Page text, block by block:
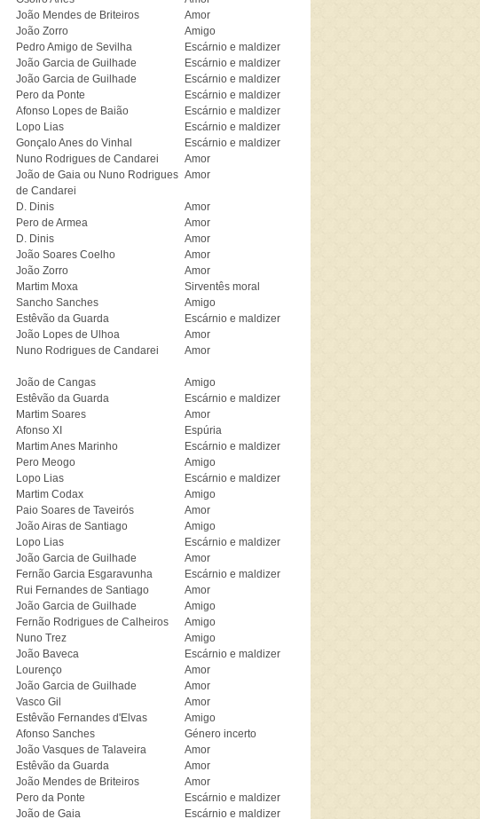
João Mendes de Briteiros
Amor
João Zorro
Amigo
Pedro Amigo de Sevilha
Escárnio e maldizer
João Garcia de Guilhade
Escárnio e maldizer
João Garcia de Guilhade
Escárnio e maldizer
Pero da Ponte
Escárnio e maldizer
Afonso Lopes de Baião
Escárnio e maldizer
Lopo Lias
Escárnio e maldizer
Gonçalo Anes do Vinhal
Escárnio e maldizer
Nuno Rodrigues de Candarei
Amor
João de Gaia ou Nuno Rodrigues
de Candarei
Amor
D. Dinis
Amor
Pero de Armea
Amor
D. Dinis
Amor
João Soares Coelho
Amor
João Zorro
Amor
Martim Moxa
Sirventês moral
Sancho Sanches
Amigo
Estêvão da Guarda
Escárnio e maldizer
João Lopes de Ulhoa
Amor
Nuno Rodrigues de Candarei Amor
João de Cangas
Amigo
Estêvão da Guarda
Escárnio e maldizer
Martim Soares
Amor
Afonso XI
Espúria
Martim Anes Marinho
Escárnio e maldizer
Pero Meogo
Amigo
Lopo Lias
Escárnio e maldizer
Martim Codax
Amigo
Paio Soares de Taveirós
Amor
João Airas de Santiago
Amigo
Lopo Lias
Escárnio e maldizer
João Garcia de Guilhade
Amor
Fernão Garcia Esgaravunha
Escárnio e maldizer
Rui Fernandes de Santiago
Amor
João Garcia de Guilhade
Amigo
Fernão Rodrigues de Calheiros
Amigo
Nuno Trez
Amigo
João Baveca
Escárnio e maldizer
Lourenço
Amor
João Garcia de Guilhade
Amor
Vasco Gil
Amor
Estêvão Fernandes d'Elvas
Amigo
Afonso Sanches
Género incerto
João Vasques de Talaveira
Amor
Estêvão da Guarda
Amor
João Mendes de Briteiros
Amor
Pero da Ponte
Escárnio e maldizer
João de Gaia Escárnio e maldizer